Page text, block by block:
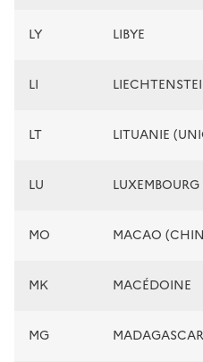
LY LIBYE
LI
LT LITUANIE
LU
MO MACAO
MK MACÉDOINE
MG MADAGASCAR